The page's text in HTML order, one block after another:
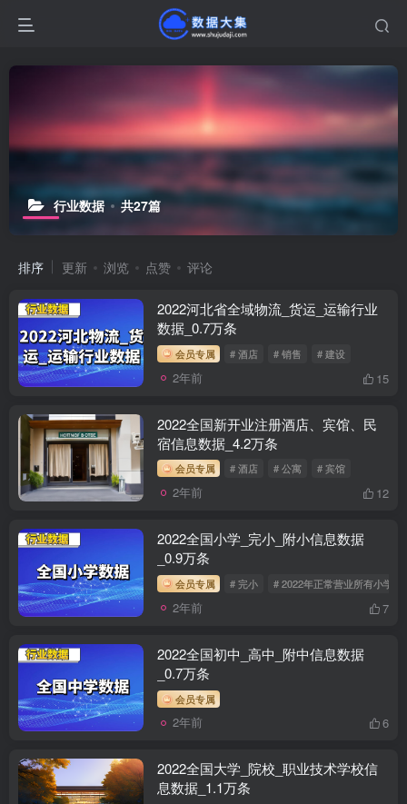
行业数据 共27篇
排序 更新 浏览 点赞 评论
2022河北省全域物流_货运_运输行业
数据_0.7万条
会员专属 # 酒店 # 销售 # 建设
2年前 15
2022全国新开业注册酒店、宾馆、民
宿信息数据_4.2万条
会员专属 # 酒店 # 公寓 # 宾馆
2年前 12
2022全国小学_完小_附小信息数据
_0.9万条
会员专属 # 完小 # 2022年正常营业所有小学
2年前 7
2022全国初中_高中_附中信息数据
_0.7万条
会员专属
2年前 6
2022全国大学_院校_职业技术学校信
息数据_1.1万条